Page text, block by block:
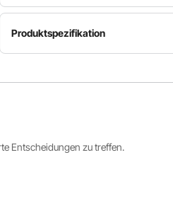
Produktspezifikation
Tragfähigkeit
Entscheidungen zu treffen.